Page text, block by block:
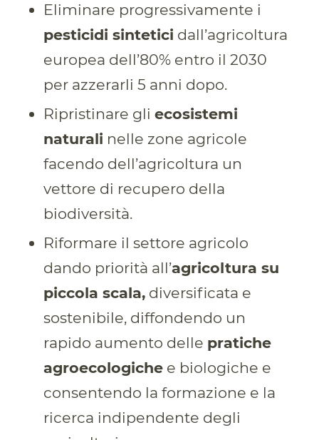
Eliminare progressivamente i
pesticidi sintetici dall’agricoltura
europea dell’80% entro il 2030
per azzerarli 5 anni dopo.
Ripristinare gliecosistemi
naturali nelle zone agricole
facendo dell’agricoltura un
vettore di recupero della
biodiversità.
Riformare il settore agricolo
dando priorità all’agricoltura su
piccola scala, diversificata e
sostenibile, diffondendo un
rapido aumento delle pratiche
agroecologiche e biologiche e
consentendo la formazione e la
ricerca indipendente degli